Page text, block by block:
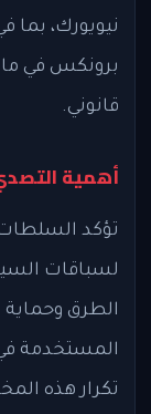
نيويورك،
برونكس في
قانوني.
أهمية
تؤكد
لسباقات
الطرق وحماية
المستخدمة
تكرار هذه